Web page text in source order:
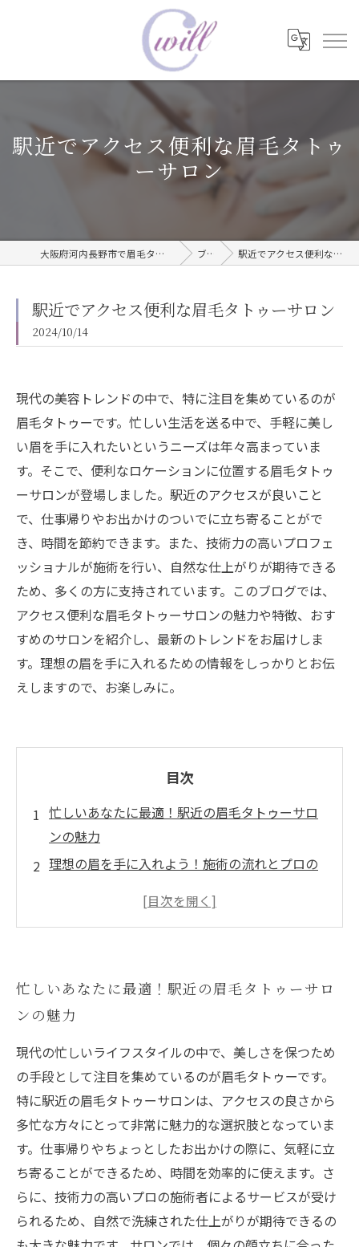
駅近でアクセス便利な眉毛タトゥ
ーサロン
大阪府河内長野市で眉毛タトゥーならwill care サロン ブログ 駅近でアクセス便利な眉毛タトゥーサロン
駅近でアクセス便利な眉毛タトゥーサロン
2024/10/14
現代の美容トレンドの中で、特に注目を集めているのが
眉毛タトゥーです。忙しい生活を送る中で、手軽に美し
い眉を手に入れたいというニーズは年々高まっていま
す。そこで、便利なロケーションに位置する眉毛タトゥ
ーサロンが登場しました。駅近のアクセスが良いこと
で、仕事帰りやお出かけのついでに立ち寄ることがで
き、時間を節約できます。また、技術力の高いプロフェ
ッショナルが施術を行い、自然な仕上がりが期待できる
ため、多くの方に支持されています。このブログでは、
アクセス便利な眉毛タトゥーサロンの魅力や特徴、おす
すめのサロンを紹介し、最新のトレンドをお届けしま
す。理想の眉を手に入れるための情報をしっかりとお伝
えしますので、お楽しみに。
目次
忙しいあなたに最適！駅近の眉毛タトゥーサロ
ンの魅力
理想の眉を手に入れよう！施術の流れとプロの
自然な仕上がりを実現する眉毛タトゥーの最新
のポイント
お出かけ前に立ち寄れる！人気の眉毛タトゥー
サロン紹介
美しい眉を手に入れる旅の終わり、あなたの新
しい自分へ
忙しいあなたに最適！駅近の眉毛タトゥーサロ
ンの魅力
現代の忙しいライフスタイルの中で、美しさを保つため
の手段として注目を集めているのが眉毛タトゥーです。
特に駅近の眉毛タトゥーサロンは、アクセスの良さから
多忙な方々にとって非常に魅力的な選択肢となっていま
す。仕事帰りやちょっとしたお出かけの際に、気軽に立
ち寄ることができるため、時間を効率的に使えます。さ
らに、技術力の高いプロの施術者によるサービスが受け
られるため、自然で洗練された仕上がりが期待できるの